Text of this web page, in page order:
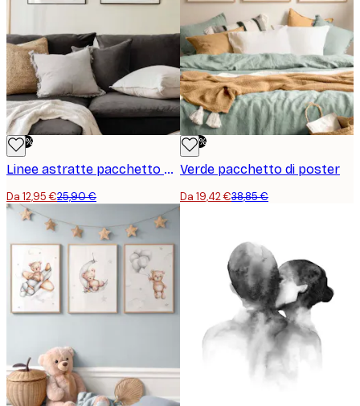
preferiti. Buono shopping!
-50%
Linee astratte pacchetto di poster
Da 12,95 €25,90 €
-50%
Verde pacchetto di poster
Da 19,42 €38,85 €